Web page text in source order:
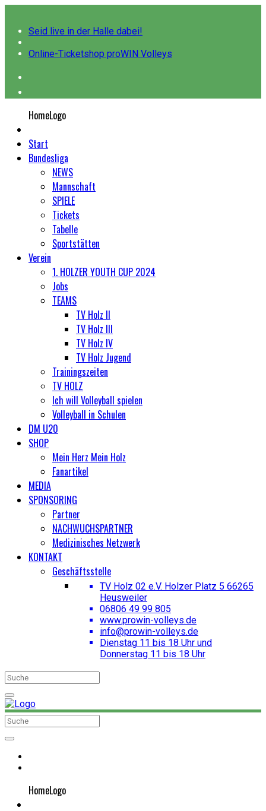
Seid live in der Halle dabei!
Online-Ticketshop proWIN Volleys
HomeLogo
Start
Bundesliga
NEWS
Mannschaft
SPIELE
Tickets
Tabelle
Sportstätten
Verein
1. HOLZER YOUTH CUP 2024
Jobs
TEAMS
TV Holz II
TV Holz III
TV Holz IV
TV Holz Jugend
Trainingszeiten
TV HOLZ
Ich will Volleyball spielen
Volleyball in Schulen
DM U20
SHOP
Mein Herz Mein Holz
Fanartikel
MEDIA
SPONSORING
Partner
NACHWUCHSPARTNER
Medizinisches Netzwerk
KONTAKT
Geschäftsstelle
TV Holz 02 e.V. Holzer Platz 5 66265
Heusweiler
06806 49 99 805
www.prowin-volleys.de
info@prowin-volleys.de
Dienstag 11 bis 18 Uhr und
Donnerstag 11 bis 18 Uhr
HomeLogo